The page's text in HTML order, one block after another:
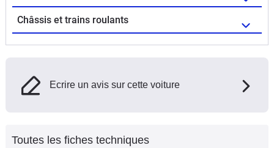
Châssis et trains roulants
Ecrire un avis sur cette voiture
Toutes les fiches techniques